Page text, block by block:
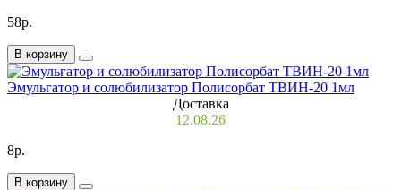
58р.
В корзину
Эмульгатор и солюбилизатор Полисорбат ТВИН-20 1мл
Доставка
12.08.26
8р.
В корзину